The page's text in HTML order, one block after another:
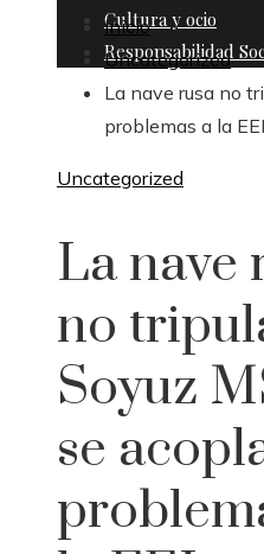
Cultura y ocio
Responsabilidad
Inicio
Uncategorized
La nave rusa no
problemas a la EEI
Uncategorized
La nave
no
Soyuz
se